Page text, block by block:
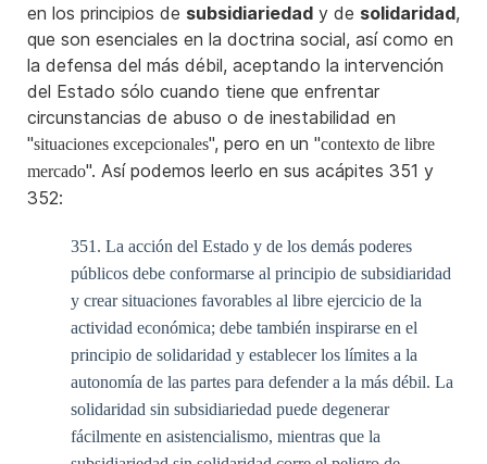
en los principios de subsidiariedad y de solidaridad,
que son esenciales en la doctrina social, así como en
la defensa del más débil, aceptando la intervención
del Estado sólo cuando tiene que enfrentar
circunstancias de abuso o de inestabilidad en
"situaciones excepcionales", pero en un "contexto de libre
mercado". Así podemos leerlo en sus acápites 351 y
352:
351. La acción del Estado y de los demás poderes
públicos debe conformarse al principio de subsidiaridad
y crear situaciones favorables al libre ejercicio de la
actividad económica; debe también inspirarse en el
principio de solidaridad y establecer los límites a la
autonomía de las partes para defender a la más débil. La
solidaridad sin subsidiariedad puede degenerar
fácilmente en asistencialismo, mientras que la